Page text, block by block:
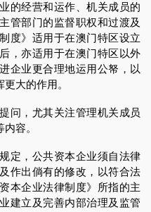
的经营和运作、机关成员的
管部门的监督职权和过渡及
度》适用于在澳门特区设立
，亦适用于在澳门特区以外
企业更合理地运用公帑，以
大的作用。
，尤其关注管理机关成员
容。
，公共资本企业须自法律
作出倘有的修改，以符合法
本企业法律制度》所指的主
建立及完善内部治理及监管